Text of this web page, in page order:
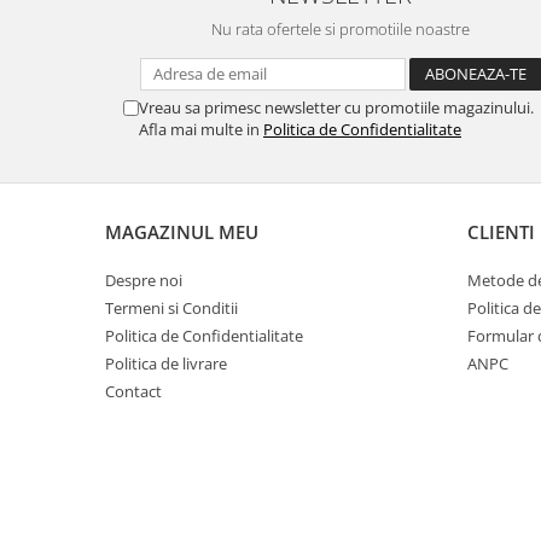
Nu rata ofertele si promotiile noastre
Vreau sa primesc newsletter cu promotiile magazinului.
Afla mai multe in Politica de Confidentialitate
MAGAZINUL MEU
Despre noi
Termeni si Conditii
Politica de Confidentialitate
Politica de livrare
Contact
CLIENTI
Metode
Politica
Formular
ANPC